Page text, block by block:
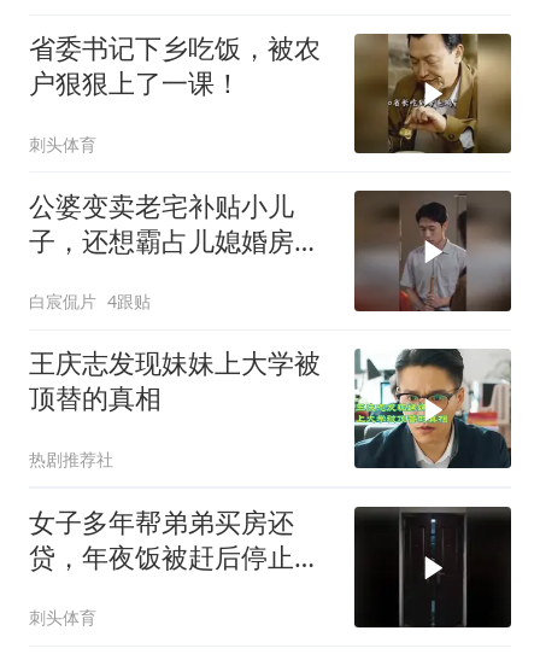
省委书记下乡吃饭，被农
户狠狠上了一课！
刺头体育
公婆变卖老宅补贴小儿
子，还想霸占儿媳婚房，
白宸侃片 4跟贴
王庆志发现妹妹上大学被
顶替的真相
热剧推荐社
女子多年帮弟弟买房还
贷，年夜饭被赶后停止转
刺头体育